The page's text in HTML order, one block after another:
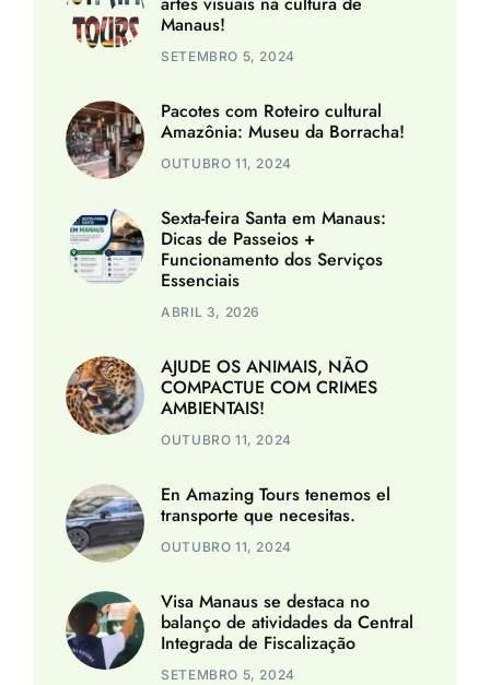
Manaus!
SETEMBRO 5, 2024
Pacotes com Roteiro cultural
Amazônia: Museu da Borracha!
OUTUBRO 11, 2024
Sexta-feira Santa em Manaus:
Dicas de Passeios +
Funcionamento dos Serviços
Essenciais
ABRIL 3, 2026
AJUDE OS ANIMAIS, NÃO
COMPACTUE COM CRIMES
AMBIENTAIS!
OUTUBRO 11, 2024
En Amazing Tours tenemos el
transporte que necesitas.
OUTUBRO 11, 2024
Visa Manaus se destaca no
balanço de atividades da Central
Integrada de Fiscalização
SETEMBRO 5, 2024